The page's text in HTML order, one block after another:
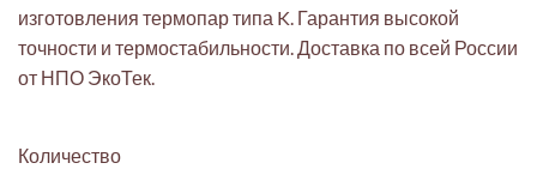
изготовления термопар типа K. Гарантия высокой
точности и термостабильности. Доставка по всей России
от НПО ЭкоТек.
Количество